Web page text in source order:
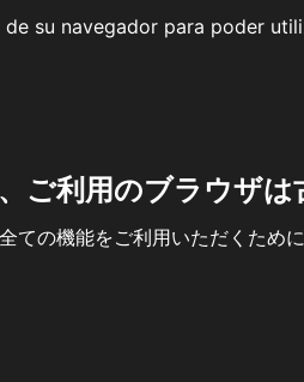
su navegador para poder
ご利用のブラウザ
ての機能をご利用いただくため